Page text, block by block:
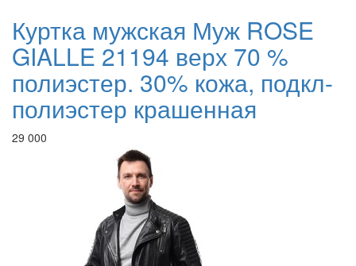
Куртка мужская Муж ROSE
GIALLE 21194 верх 70 %
полиэстер. 30% кожа, подкл-
полиэстер крашенная
29 000